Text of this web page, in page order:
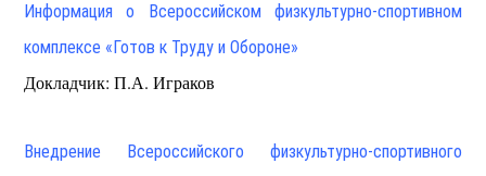
Информация о Всероссийском физкультурно-спортивном
комплексе «Готов к Труду и Обороне»
Докладчик: П.А. Играков
Внедрение Всероссийского физкультурно-спортивного